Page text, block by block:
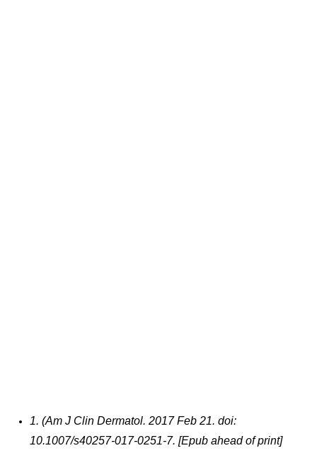
1. (Am J Clin Dermatol. 2017 Feb 21. doi:
10.1007/s40257-017-0251-7. [Epub ahead of print]